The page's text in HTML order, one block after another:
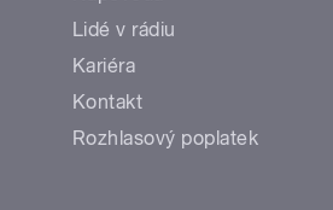
Lidé v rádiu
Kariéra
Kontakt
Rozhlasový poplatek